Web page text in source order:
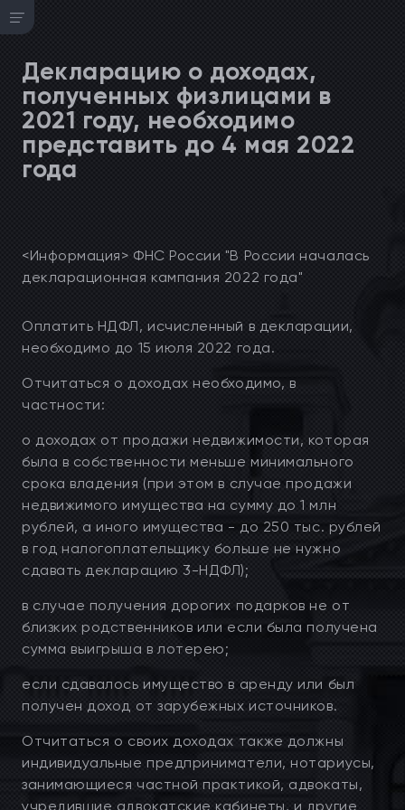
Декларацию о доходах,
полученных физлицами в
2021 году, необходимо
представить до 4 мая 2022
года
<Информация> ФНС России "В России началась
декларационная кампания 2022 года"
Оплатить НДФЛ, исчисленный в декларации,
необходимо до 15 июля 2022 года.
Отчитаться о доходах необходимо, в
частности:
о доходах от продажи недвижимости, которая
была в собственности меньше минимального
срока владения (при этом в случае продажи
недвижимого имущества на сумму до 1 млн
рублей, а иного имущества - до 250 тыс. рублей
в год налогоплательщику больше не нужно
сдавать декларацию 3-НДФЛ);
в случае получения дорогих подарков не от
близких родственников или если была получена
сумма выигрыша в лотерею;
если сдавалось имущество в аренду или был
получен доход от зарубежных источников.
Отчитаться о своих доходах также должны
индивидуальные предприниматели, нотариусы,
занимающиеся частной практикой, адвокаты,
учредившие адвокатские кабинеты, и другие